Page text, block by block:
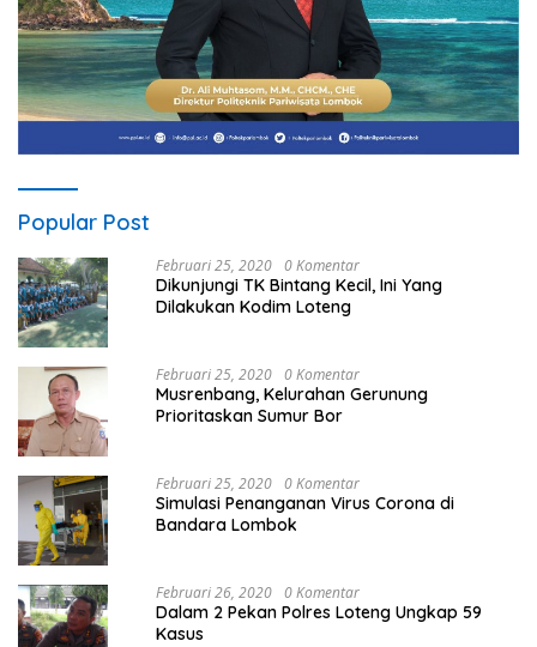
Popular Post
Februari 25, 2020 0 Komentar
Dikunjungi TK Bintang Kecil, Ini Yang
Dilakukan Kodim Loteng
Februari 25, 2020 0 Komentar
Musrenbang, Kelurahan Gerunung
Prioritaskan Sumur Bor
Februari 25, 2020 0 Komentar
Simulasi Penanganan Virus Corona di
Bandara Lombok
Februari 26, 2020 0 Komentar
Dalam 2 Pekan Polres Loteng Ungkap 59
Kasus